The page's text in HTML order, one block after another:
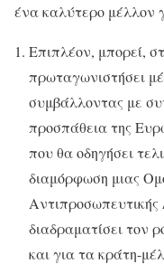
ένα καλύτερο μέλλον
Επιπλέον, μπορεί,
πρωταγωνιστήσει
συμβάλλοντας με
προσπάθεια της
που θα οδηγήσει
διαμόρφωση μιας
διαδραματίσει τον
και για τα κράτη-